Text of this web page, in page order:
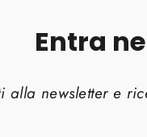
Entra
alla newsletter e